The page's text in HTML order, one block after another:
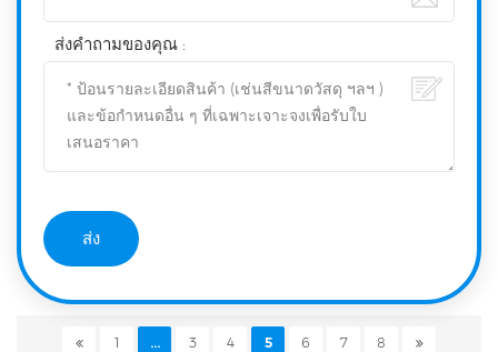
ส่งคำถามของคุณ :
1 ... 3 4 5 6 7 8